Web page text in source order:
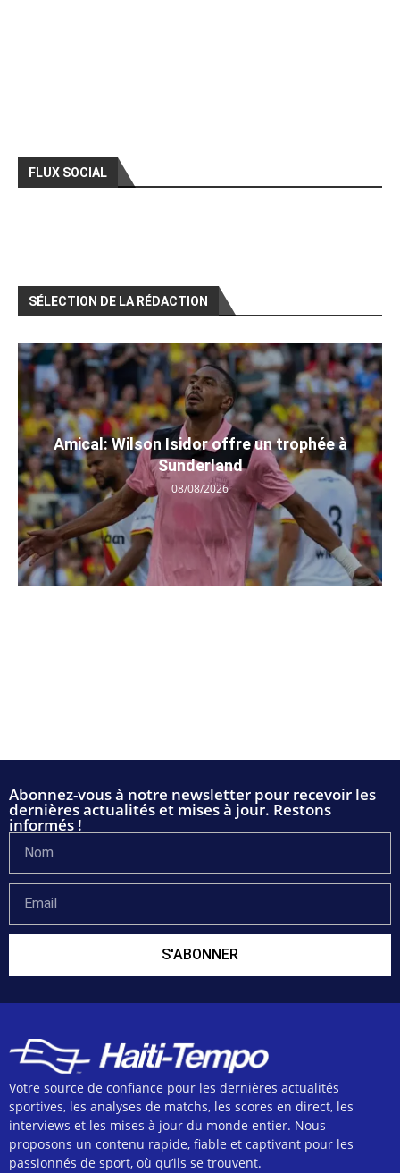
FLUX SOCIAL
SÉLECTION DE LA RÉDACTION
Amical: Wilson Isidor offre un trophée à
Sunderland
08/08/2026
Abonnez-vous à notre newsletter pour recevoir les
dernières actualités et mises à jour. Restons
informés !
S'ABONNER
Votre source de confiance pour les dernières actualités
sportives, les analyses de matchs, les scores en direct, les
interviews et les mises à jour du monde entier. Nous
proposons un contenu rapide, fiable et captivant pour les
passionnés de sport, où qu’ils se trouvent.